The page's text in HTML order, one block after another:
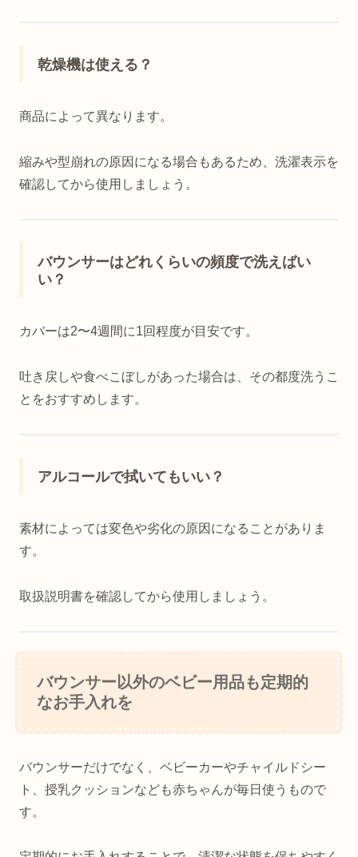
乾燥機は使える？
商品によって異なります。
縮みや型崩れの原因になる場合もあるため、洗濯表示を
確認してから使用しましょう。
バウンサーはどれくらいの頻度で洗えばい
い？
カバーは2〜4週間に1回程度が目安です。
吐き戻しや食べこぼしがあった場合は、その都度洗うこ
とをおすすめします。
アルコールで拭いてもいい？
素材によっては変色や劣化の原因になることがありま
す。
取扱説明書を確認してから使用しましょう。
バウンサー以外のベビー用品も定期的
なお手入れを
バウンサーだけでなく、ベビーカーやチャイルドシー
ト、授乳クッションなども赤ちゃんが毎日使うもので
す。